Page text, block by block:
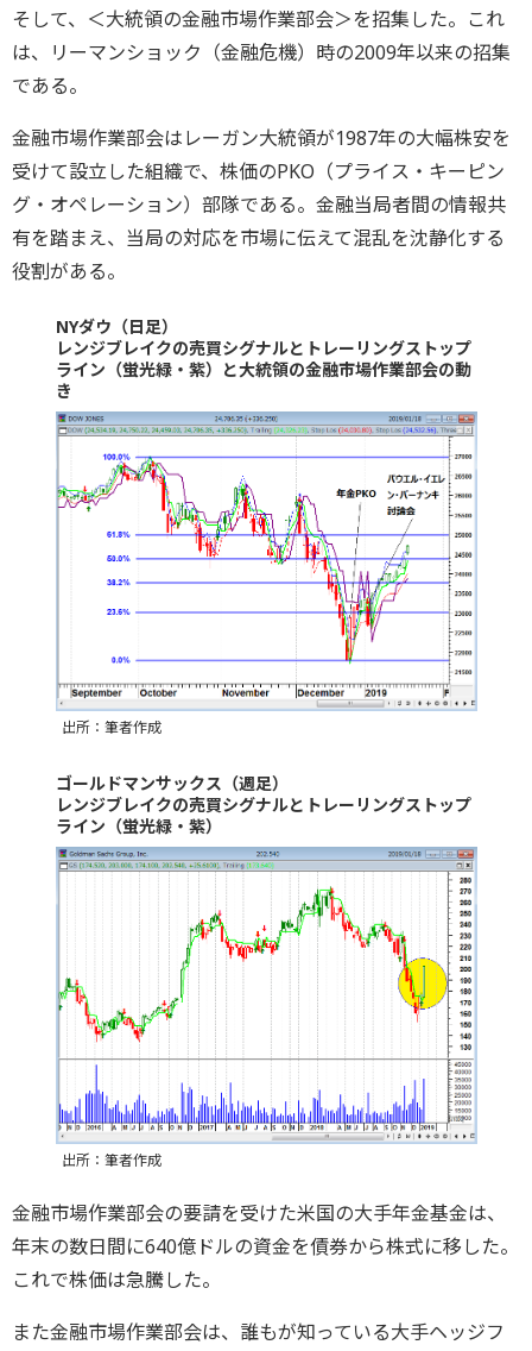
そして、＜大統領の金融市場作業部会＞を招集した。これ
は、リーマンショック（金融危機）時の2009年以来の招集
である。
金融市場作業部会はレーガン大統領が1987年の大幅株安を
受けて設立した組織で、株価のPKO（プライス・キーピン
グ・オペレーション）部隊である。金融当局者間の情報共
有を踏まえ、当局の対応を市場に伝えて混乱を沈静化する
役割がある。
NYダウ（日足）
レンジブレイクの売買シグナルとトレーリングストップ
ライン（蛍光緑・紫）と大統領の金融市場作業部会の動
き
出所：筆者作成
ゴールドマンサックス（週足）
レンジブレイクの売買シグナルとトレーリングストップ
ライン（蛍光緑・紫）
出所：筆者作成
金融市場作業部会の要請を受けた米国の大手年金基金は、
年末の数日間に640億ドルの資金を債券から株式に移した。
これで株価は急騰した。
また金融市場作業部会は、誰もが知っている大手ヘッジフ